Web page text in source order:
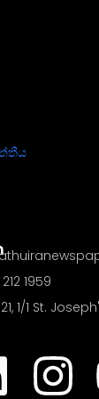
1959
1/1 St.